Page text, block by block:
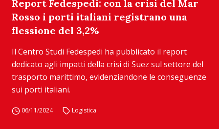
Report Fedespedi: con la crisi del Mar
Rosso i porti italiani registrano una
flessione del 3,2%
Il Centro Studi Fedespedi ha pubblicato il report
dedicato agli impatti della crisi di Suez sul settore del
trasporto marittimo, evidenziandone le conseguenze
sui porti italiani.
06/11/2024 Logistica